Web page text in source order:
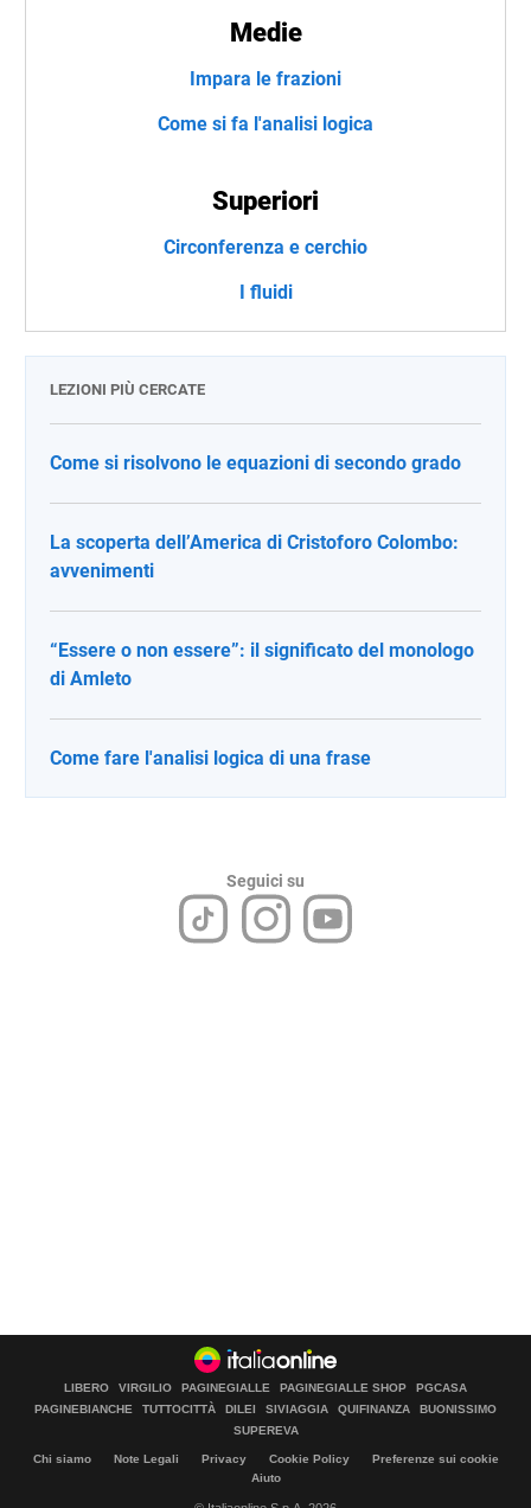
Medie
Impara le frazioni
Come si fa l'analisi logica
Superiori
Circonferenza e cerchio
I fluidi
LEZIONI PIÙ CERCATE
Come si risolvono le equazioni di secondo grado
La scoperta dell’America di Cristoforo Colombo:
avvenimenti
“Essere o non essere”: il significato del monologo
di Amleto
Come fare l'analisi logica di una frase
Seguici su
LIBERO VIRGILIO PAGINEGIALLE PAGINEGIALLE SHOP
PGCASA
PAGINEBIANCHE
TUTTOCITTÀ DILEI SIVIAGGIA QUIFINANZA
BUONISSIMO
SUPEREVA
Chi siamo Note Legali Privacy Cookie Policy
Preferenze sui cookie
Aiuto